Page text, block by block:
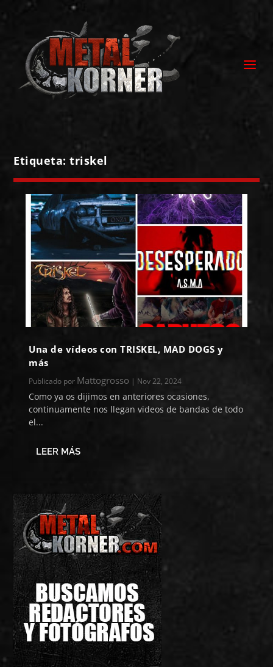
Etiqueta:triskel
Una de vídeos con TRISKEL, MAD DOGS y
más
Publicado por Mattogrosso | Nov 22, 2024
Como ya os dijimos en anteriores ocasiones,
continuamente nos llegan videos de bandas de todo
el...
LEER MÁS